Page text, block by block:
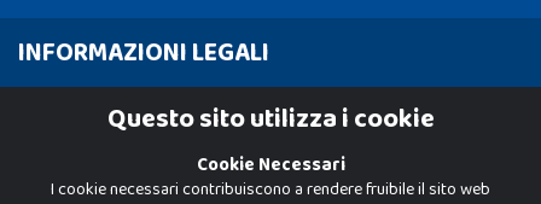
INFORMAZIONI LEGALI
Cookie PolicyQuesto sito utilizza i cookie
Cookie Necessari
I cookie necessari contribuiscono a rendere fruibile il sito web